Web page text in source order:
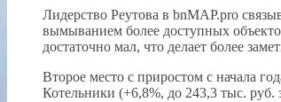
Лидерство Реутова в bnMAP.pro
вымыванием более доступных
достаточно мал, что делает более
Второе место с приростом с начала
Котельники (+6,8%, до 243,3 тыс. руб.